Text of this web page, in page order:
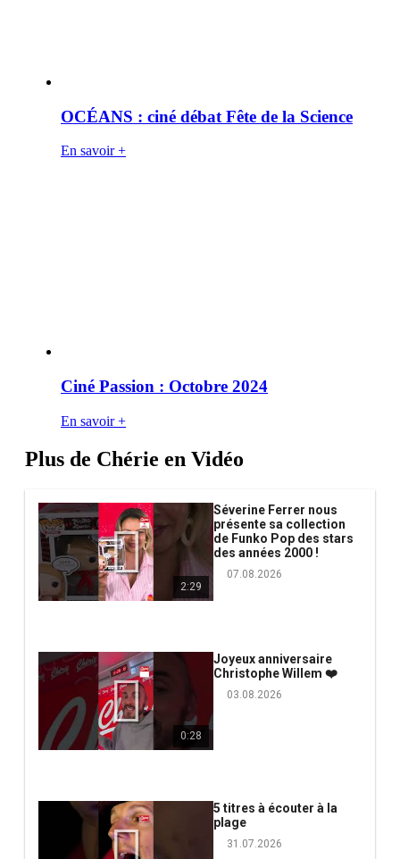
OCÉANS : ciné débat Fête de la Science
En savoir +
Ciné Passion : Octobre 2024
En savoir +
Plus de Chérie en Vidéo
2:29
Séverine Ferrer nous
présente sa collection
de Funko Pop des stars
des années 2000 !
07.08.2026
0:28
Joyeux anniversaire
Christophe Willem ❤️
03.08.2026
5 titres à écouter à la
plage
31.07.2026